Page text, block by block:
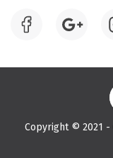
Copyright © 2021 -